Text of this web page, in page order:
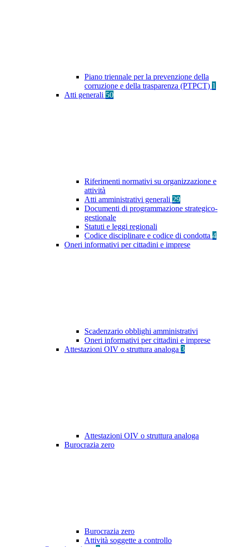
Piano triennale per la prevenzione della
corruzione e della trasparenza (PTPCT) 1
Atti generali 50
Riferimenti normativi su organizzazione e
attività
Atti amministrativi generali 29
Documenti di programmazione strategico-
gestionale
Statuti e leggi regionali
Codice disciplinare e codice di condotta 4
Oneri informativi per cittadini e imprese
Scadenzario obblighi amministrativi
Oneri informativi per cittadini e imprese
Attestazioni OIV o struttura analoga 3
Attestazioni OIV o struttura analoga
Burocrazia zero
Burocrazia zero
Attività soggette a controllo